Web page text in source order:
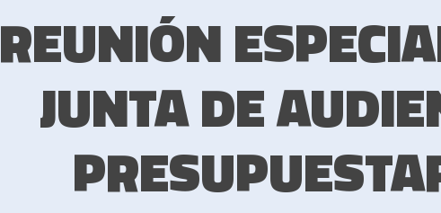
REUNIÓN
JUNTA DE